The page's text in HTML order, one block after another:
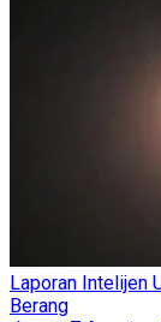
Laporan Intelijen
Berang